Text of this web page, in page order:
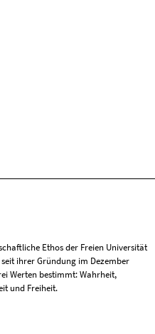
Ethos der Freien Universität
ihrer Gründung im Dezember
Werten bestimmt: Wahrheit,
und Freiheit.